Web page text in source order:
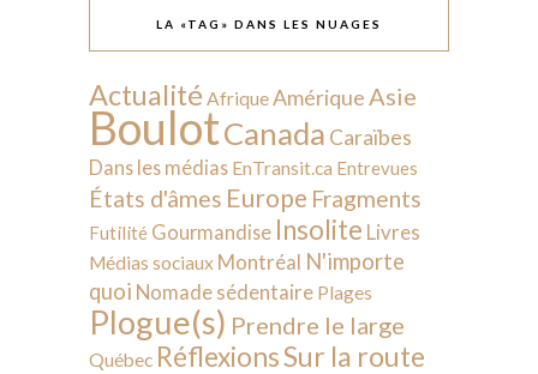
LA «TAG» DANS LES NUAGES
Actualité AfriqueAmérique Asie
BoulotCanada Caraïbes
Dans les médias EnTransit.ca Entrevues
États d'âmes Europe Fragments
Futilité Gourmandise Insolite Livres
Médias sociaux Montréal N'importe
quoi Nomade sédentaire Plages
Plogue(s) Prendre le large
Québec RéflexionsSur la route